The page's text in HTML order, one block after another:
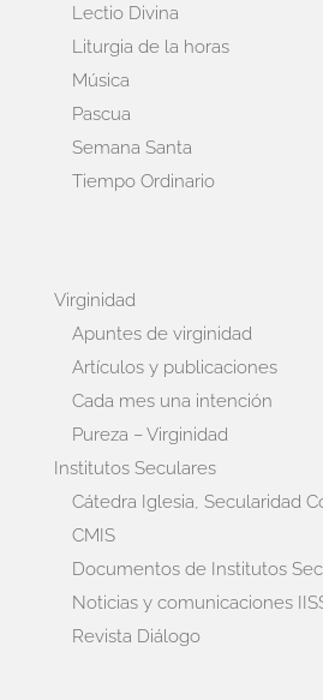
Lectio Divina
Liturgia de la horas
Música
Pascua
Semana Santa
Tiempo Ordinario
Virginidad
Apuntes de virginidad
Artículos y publicaciones
Cada mes una intención
Pureza – Virginidad
Institutos Seculares
Cátedra Iglesia, Secularidad
CMIS
Documentos de Institutos
Noticias y comunicaciones
Revista Diálogo